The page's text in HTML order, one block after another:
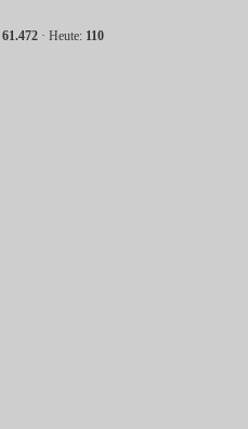
61.472· Heute: 110